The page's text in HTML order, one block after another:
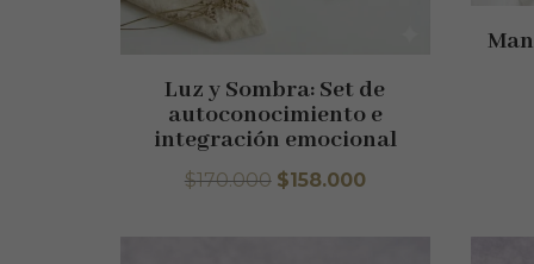
Luz y Sombra: Set de
autoconocimiento e
integración emocional
$170.000 El
$158.000El